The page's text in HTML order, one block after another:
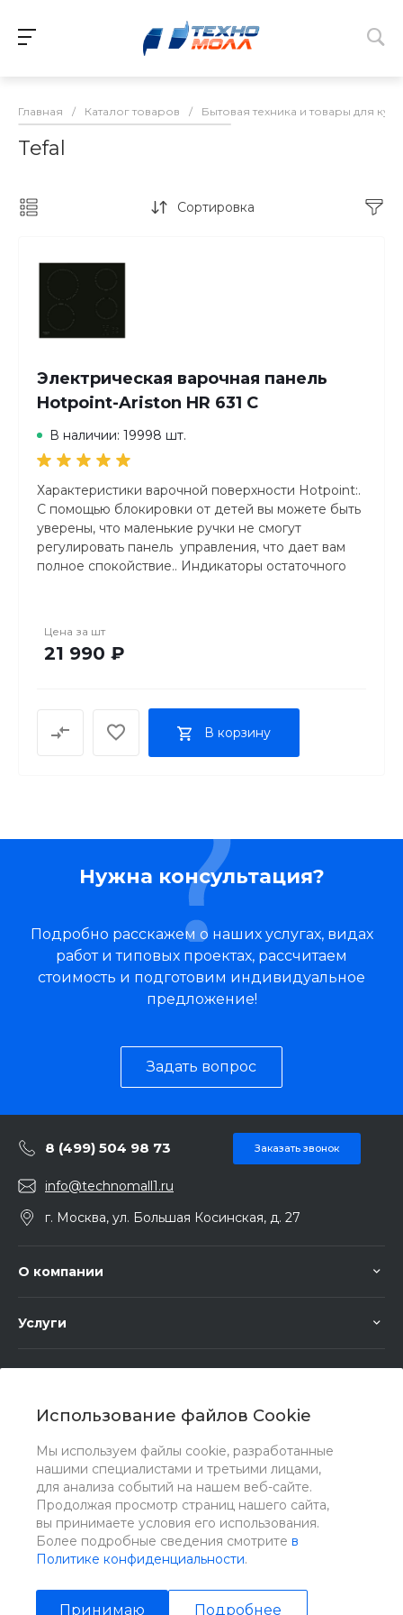
Использование файлов Cookie
Мы используем файлы cookie, разработанные
нашими специалистами и третьими лицами,
для анализа событий на нашем веб-сайте.
Продолжая просмотр страниц нашего сайта,
вы принимаете условия его использования.
Более подробные сведения смотрите в
Политике конфиденциальности.
Принимаю Подробнее
Главная / Каталог товаров / Бытовая техника и товары для
Tefal
Сортировка
Электрическая варочная панель
Hotpoint-Ariston HR 631 C
В наличии: 19998 шт.
Характеристики варочной поверхности Hotpoint:.
С помощью блокировки от детей вы можете быть
уверены, что маленькие ручки не смогут
регулировать панель управления, что дает вам
полное спокойствие.. Индикаторы остаточного
варочной панели остается горячей, даже после
того, как вы выключили элементы управления..
над варочной поверхностью.
Также позволяют легко ее очистить.
Цена за шт
21 990 ₽
В корзину
Нужна консультация?
Подробно расскажем о наших услугах, видах
работ и типовых проектах, рассчитаем
стоимость и подготовим индивидуальное
предложение!
Задать вопрос
8 (499) 504 98 73 Заказать звонок
info@technomall1.ru
г. Москва, ул. Большая Косинская, д. 27
О компании
Услуги
Мы в соц. сетях